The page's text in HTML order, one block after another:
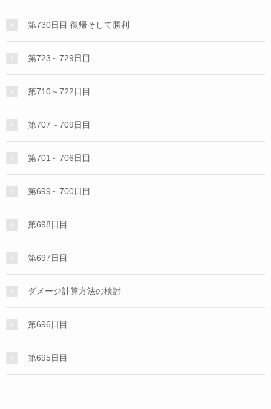
第730日目 復帰そして勝利
第723～729日目
第710～722日目
第707～709日目
第701～706日目
第699～700日目
第698日目
第697日目
ダメージ計算方法の検討
第696日目
第695日目